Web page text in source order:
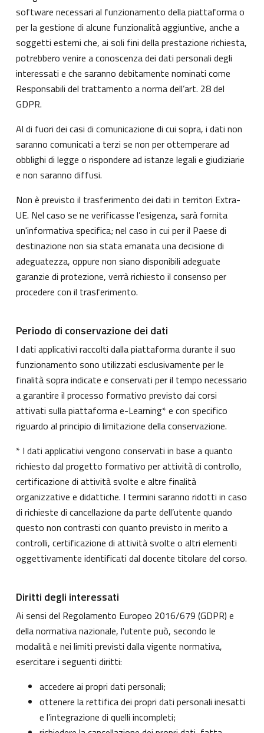
software necessari al funzionamento della piattaforma o
per la gestione di alcune funzionalità aggiuntive, anche a
soggetti esterni che, ai soli fini della prestazione richiesta,
potrebbero venire a conoscenza dei dati personali degli
interessati e che saranno debitamente nominati come
Responsabili del trattamento a norma dell’art. 28 del
GDPR.
Al di fuori dei casi di comunicazione di cui sopra, i dati non
saranno comunicati a terzi se non per ottemperare ad
obblighi di legge o rispondere ad istanze legali e giudiziarie
e non saranno diffusi.
Non è previsto il trasferimento dei dati in territori Extra-
UE. Nel caso se ne verificasse l’esigenza, sarà fornita
un'informativa specifica; nel caso in cui per il Paese di
destinazione non sia stata emanata una decisione di
adeguatezza, oppure non siano disponibili adeguate
garanzie di protezione, verrà richiesto il consenso per
procedere con il trasferimento.
Periodo di conservazione dei dati
I dati applicativi raccolti dalla piattaforma durante il suo
funzionamento sono utilizzati esclusivamente per le
finalità sopra indicate e conservati per il tempo necessario
a garantire il processo formativo previsto dai corsi
attivati sulla piattaforma e-Learning* e con specifico
riguardo al principio di limitazione della conservazione.
* I dati applicativi vengono conservati in base a quanto
richiesto dal progetto formativo per attività di controllo,
certificazione di attività svolte e altre finalità
organizzative e didattiche. I termini saranno ridotti in caso
di richieste di cancellazione da parte dell’utente quando
questo non contrasti con quanto previsto in merito a
controlli, certificazione di attività svolte o altri elementi
oggettivamente identificati dal docente titolare del corso.
Diritti degli interessati
Ai sensi del Regolamento Europeo 2016/679 (GDPR) e
della normativa nazionale, l'utente può, secondo le
modalità e nei limiti previsti dalla vigente normativa,
esercitare i seguenti diritti:
accedere ai propri dati personali;
ottenere la rettifica dei propri dati personali inesatti
e l’integrazione di quelli incompleti;